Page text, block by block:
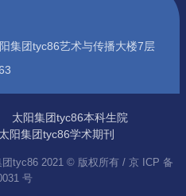
集团tyc86艺术与传播大楼7层
太阳集团tyc86本科生院
太阳集团tyc86学术期刊
tyc86 2021 © 版权所有 / 京 ICP 备
号